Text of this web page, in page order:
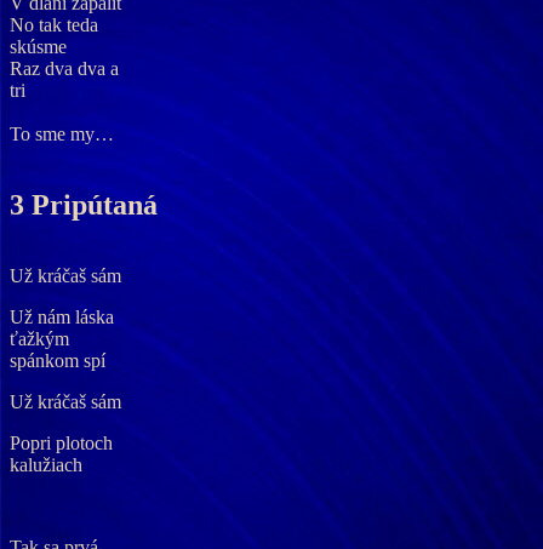
No tak teda
skúsme
Raz dva dva a
tri
To sme my…
3 Pripútaná
Už kráčaš sám
Už nám láska
ťažkým
spánkom spí
Už kráčaš sám
Popri plotoch
kalužiach